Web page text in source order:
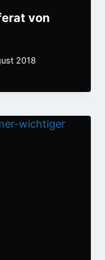
von
2018